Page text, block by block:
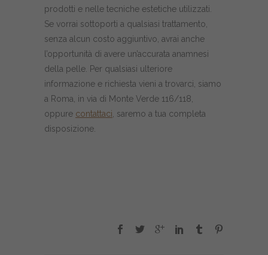
prodotti e nelle tecniche estetiche utilizzati.
Se vorrai sottoporti a qualsiasi trattamento,
senza alcun costo aggiuntivo, avrai anche
l’opportunità di avere un’accurata anamnesi
della pelle. Per qualsiasi ulteriore
informazione e richiesta vieni a trovarci, siamo
a Roma, in via di Monte Verde 116/118,
oppure contattaci, saremo a tua completa
disposizione.